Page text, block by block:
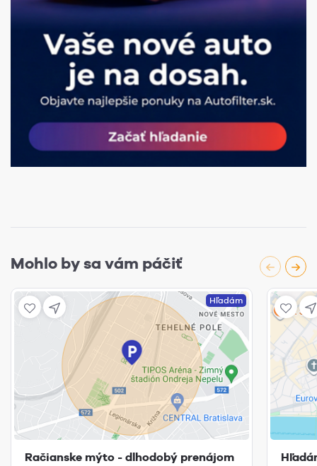
Mohlo by sa vám páčiť
Hľadám
Račianske mýto - dlhodobý prenájom